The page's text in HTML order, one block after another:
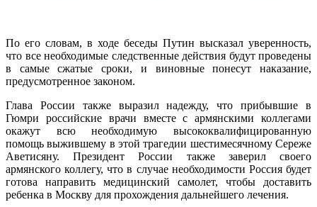
По его словам, в ходе беседы Путин высказал уверенность,
что все необходимые следственные действия будут проведены
в самые сжатые сроки, и виновные понесут наказание,
предусмотренное законом.
Глава России также выразил надежду, что прибывшие в
Гюмри российские врачи вместе с армянскими коллегами
окажут всю необходимую высококвалифицированную
помощь выжившему в этой трагедии шестимесячному Сереже
Аветисяну. Президент России также заверил своего
армянского коллегу, что в случае необходимости Россия будет
готова направить медицинский самолет, чтобы доставить
ребенка в Москву для прохождения дальнейшего лечения.